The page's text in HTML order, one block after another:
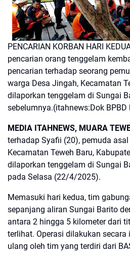
PENCARIAN KORBAN HARI
pencarian orang tenggelam
pencarian terhadap seorang
warga Desa Jingah, Kecamatan
dilaporkan tenggelam di Sungai
sebelumnya.(itahnews:Dok BPBD
MEDIA ITAHNEWS, MUARA
terhadap Syafii (20), pemuda
Kecamatan Teweh Baru,
dilaporkan tenggelam di Sungai
pada Selasa (22/4/2025).
Memasuki hari kedua, tim
sepanjang aliran Sungai Barito
antara 2 hingga 5 kilometer dari
terlihat. Operasi dilakukan
ulang oleh tim yang terdiri dari